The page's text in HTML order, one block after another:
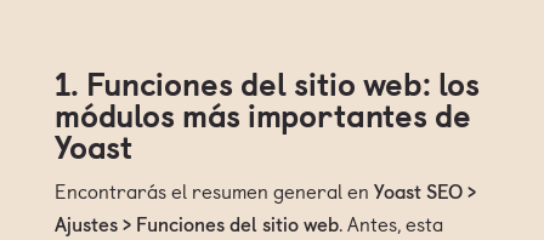
1. Funciones del sitio web: los
módulos más importantes de
Yoast
Encontrarás el resumen general en Yoast SEO >
Ajustes > Funciones del sitio web. Antes, esta